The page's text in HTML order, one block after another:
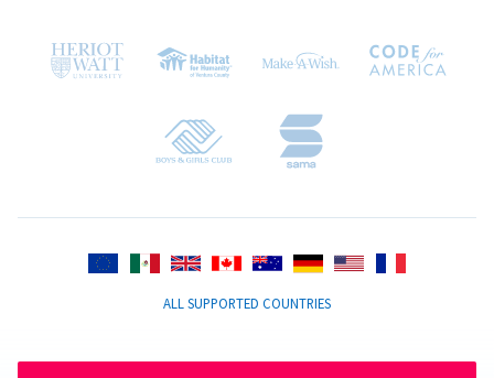
ALL SUPPORTED COUNTRIES